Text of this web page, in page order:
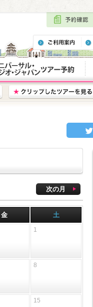
次の月
金 土
1
8
15